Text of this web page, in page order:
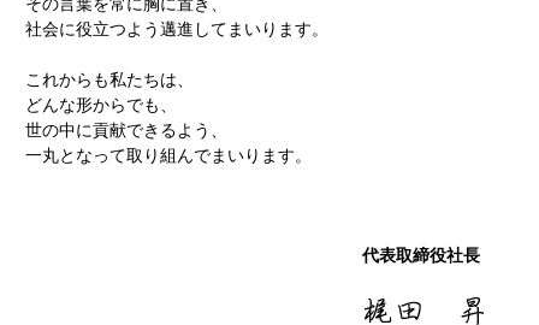
社会に役立つよう邁進してまいります。
これからも私たちは、
どんな形からでも、
世の中に貢献できるよう、
一丸となって取り組んでまいります。
代表取締役社長